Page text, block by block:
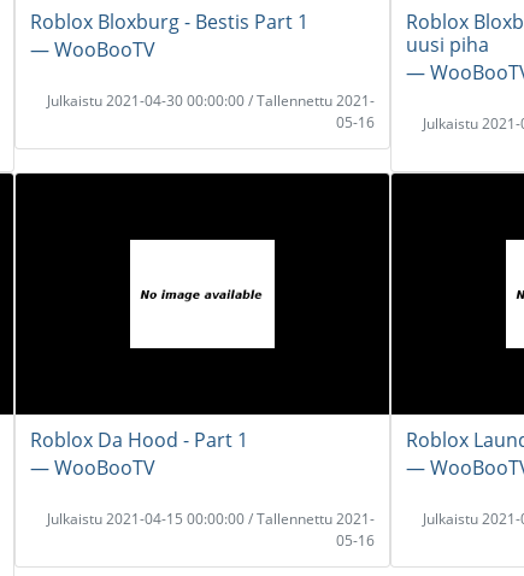
Roblox Bloxburg - Bestis Part 1
― WooBooTV
Julkaistu 2021-04-30 00:00:00 / Tallennettu 2021-
05-16
Roblox
uusi piha
―
Julkaistu
Roblox Da Hood - Part 1
― WooBooTV
Julkaistu 2021-04-15 00:00:00 / Tallennettu 2021-
05-16
Roblox
―
Julkaistu